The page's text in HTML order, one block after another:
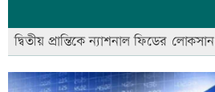
দ্বিতীয় প্রান্তিকে ন্যাশনাল ফিডের লোকসান